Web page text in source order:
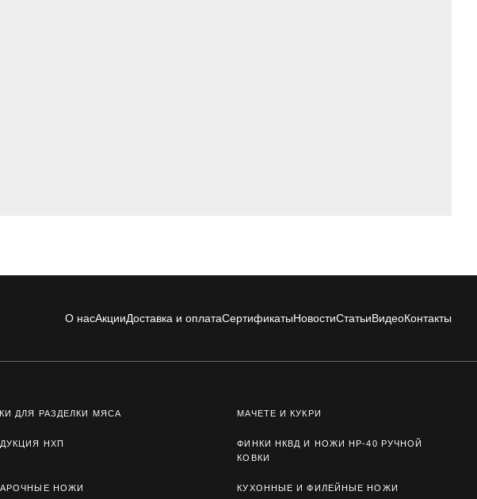
О насАкцииДоставка и оплатаСертификатыНовостиСтатьиВидеоКонтакты
ДЛЯ РАЗДЕЛКИ МЯСА МАЧЕТЕ И КУКРИ
НХП
ФИНКИ НКВД И НОЖИ НР-40 РУЧНОЙ
КОВКИ
НОЖИ КУХОННЫЕ И ФИЛЕЙНЫЕ НОЖИ